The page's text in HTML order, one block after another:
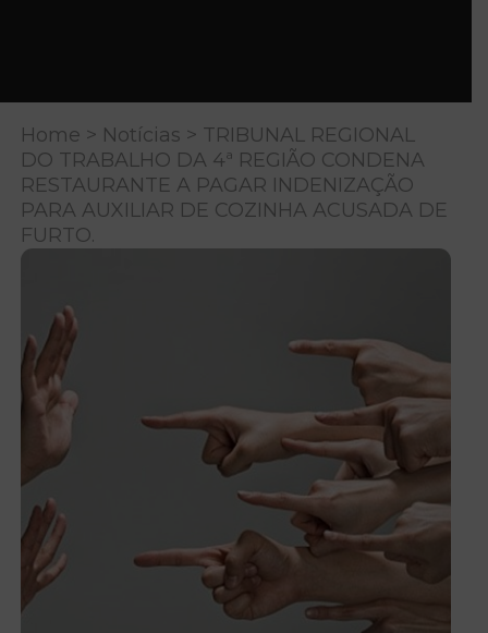
Home > Notícias > TRIBUNAL REGIONAL
DO TRABALHO DA 4ª REGIÃO CONDENA
RESTAURANTE A PAGAR INDENIZAÇÃO
PARA AUXILIAR DE COZINHA ACUSADA DE
FURTO.